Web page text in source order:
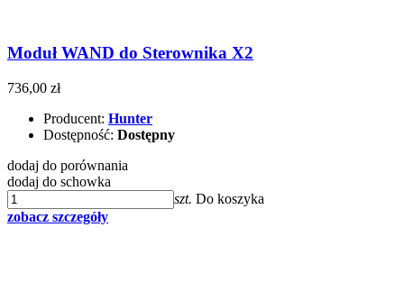
Moduł WAND do Sterownika X2
736,00 zł
Producent: Hunter
Dostępność: Dostępny
dodaj do porównania
dodaj do schowka
szt. Do koszyka
zobacz szczegóły